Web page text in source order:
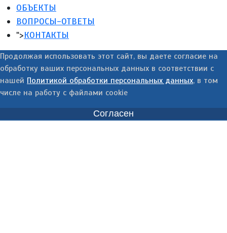
ОБЪЕКТЫ
ВОПРОСЫ-ОТВЕТЫ
">КОНТАКТЫ
Продолжая использовать этот сайт, вы даете согласие на
обработку ваших персональных данных в соответствии с
нашей Политикой обработки персональных данных, в том
числе на работу с файлами cookie
Согласен